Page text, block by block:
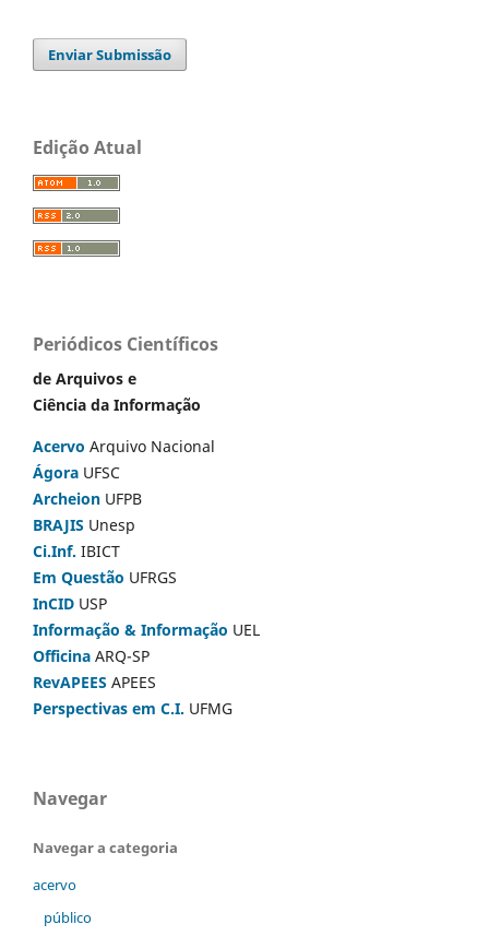
Enviar Submissão
Edição Atual
Periódicos Científicos
de Arquivos e
Ciência da Informação
Acervo Arquivo Nacional
Ágora UFSC
Archeion UFPB
BRAJIS Unesp
Ci.Inf. IBICT
Em Questão UFRGS
InCID USP
Informação & Informação UEL
Officina ARQ-SP
RevAPEES APEES
Perspectivas em C.I. UFMG
Navegar
Navegar a categoria
acervo
público